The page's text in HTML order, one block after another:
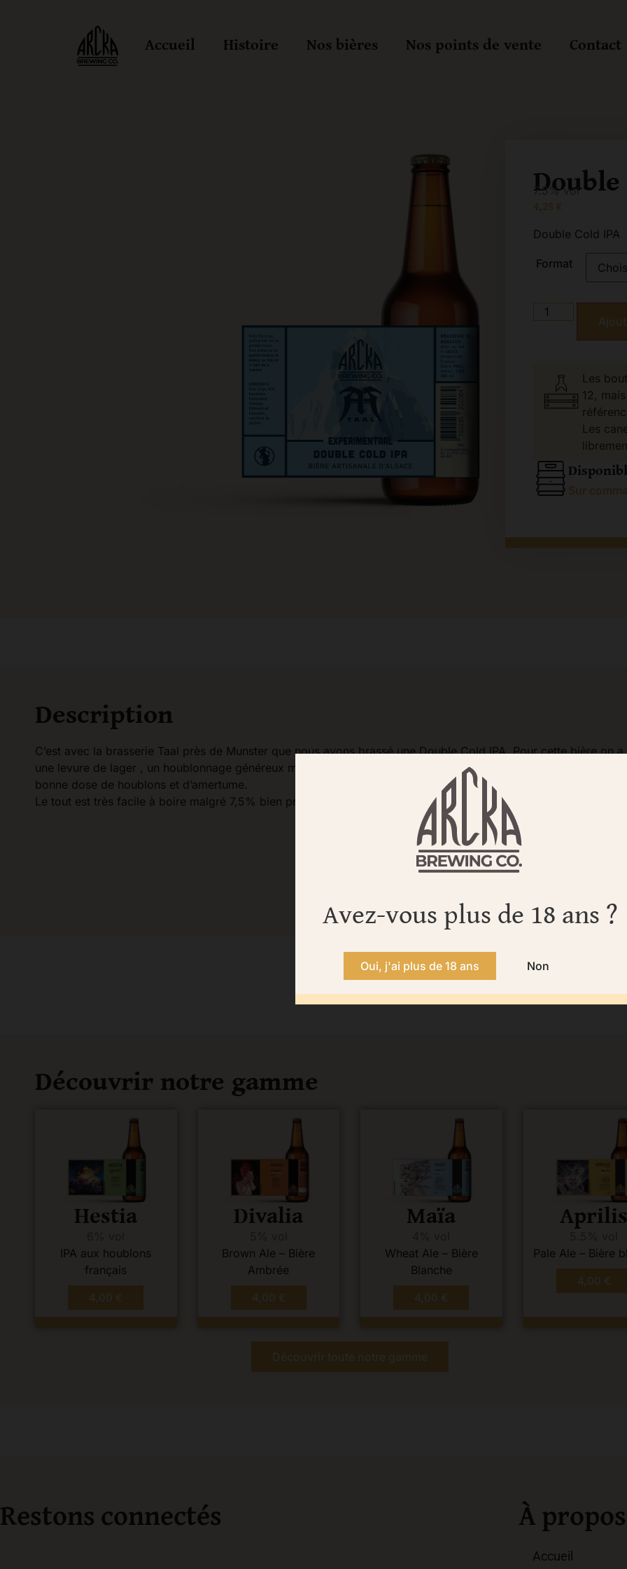
Accueil Histoire Nos bières Nos points de vente Contact
Double
7.5% vol
4,25 €
Double Cold IPA
Format
Les
12,
Les
Sur
Description
C’est avec la brasserie Taal près de Munster que nous avons brassé une Double Cold IPA. Pour cette bière on a
une levure de lager , un houblonnage généreux mais maîtrisé. Nous avons donc une bière limpide, sèche avec
bonne dose de houblons et d’amertume.
Le tout est très facile à boire malgré 7,5% bien présents.
Découvrir notre gamme
Hestia
IPA aux houblons
français
4,00 €
Divalia
Brown Ale – Bière
Ambrée
4,00 €
Maïa
Wheat Ale – Bière
Blanche
4,00 €
Aprilis
Pale Ale – Bière
4,00 €
Découvrir toute notre gamme
Restons connectés À propos
Accueil
Avez-vous plus de 18 ans ?
Oui, j'ai plus de 18 ans Non